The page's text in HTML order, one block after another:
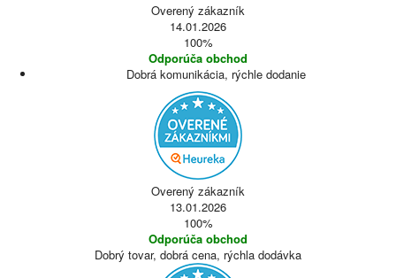
Overený zákazník
14.01.2026
100%
Odporúča obchod
Dobrá komunikácia, rýchle dodanie
Overený zákazník
13.01.2026
100%
Odporúča obchod
Dobrý tovar, dobrá cena, rýchla dodávka